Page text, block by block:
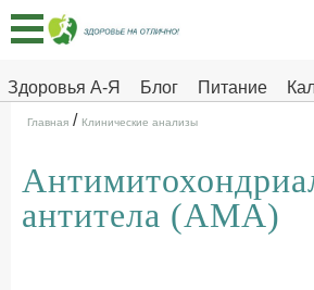
Здоровья А-Я Блог Питание
Здоровье на
Главная
Тесты
Про
ДЕТЯМ
Главная / Клинические анализы
антитела (АМА)